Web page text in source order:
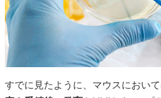
すでに見たように、マウスにおい